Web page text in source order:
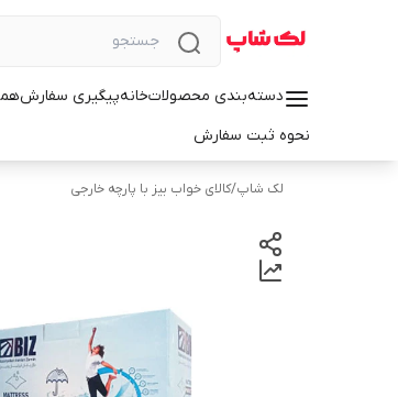
دسته‌بندی محصولاتخانهپیگیری سفارش
نحوه ثبت سفارش
لک شاپ/کالای خواب بیز با پارچه خارجی